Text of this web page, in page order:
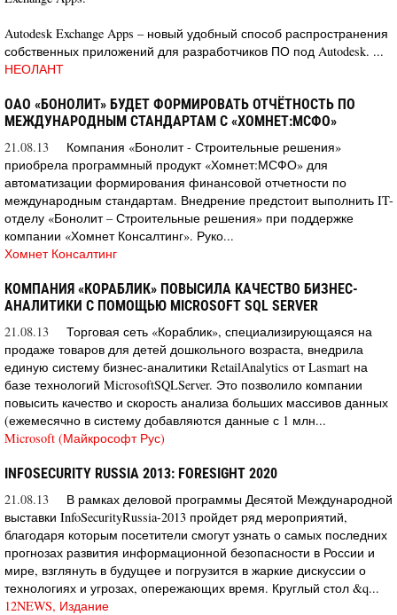
Autodesk Exchange Apps – новый удобный способ распространения
собственных приложений для разработчиков ПО под Autodesk. ...
НЕОЛАНТ
ОАО «БОНОЛИТ» БУДЕТ ФОРМИРОВАТЬ ОТЧЁТНОСТЬ ПО
МЕЖДУНАРОДНЫМ СТАНДАРТАМ С «ХОМНЕТ:МСФО»
21.08.13
Компания «Бонолит - Строительные решения»
приобрела программный продукт «Хомнет:МСФО» для
автоматизации формирования финансовой отчетности по
международным стандартам. Внедрение предстоит выполнить IT-
отделу «Бонолит – Строительные решения» при поддержке
компании «Хомнет Консалтинг». Руко...
Хомнет Консалтинг
КОМПАНИЯ «КОРАБЛИК» ПОВЫСИЛА КАЧЕСТВО БИЗНЕС-
АНАЛИТИКИ С ПОМОЩЬЮ MICROSOFT SQL SERVER
21.08.13
Торговая сеть «Кораблик», специализирующаяся на
продаже товаров для детей дошкольного возраста, внедрила
единую систему бизнес-аналитики RetailAnalytics от Lasmart на
базе технологий MicrosoftSQLServer. Это позволило компании
повысить качество и скорость анализа больших массивов данных
(ежемесячно в систему добавляются данные с 1 млн...
Microsoft (Майкрософт Рус)
INFOSECURITY RUSSIA 2013: FORESIGHT 2020
21.08.13
В рамках деловой программы Десятой Международной
выставки InfoSecurityRussia-2013 пройдет ряд мероприятий,
благодаря которым посетители смогут узнать о самых последних
прогнозах развития информационной безопасности в России и
мире, взглянуть в будущее и погрузится в жаркие дискуссии о
технологиях и угрозах, опережающих время. Круглый стол &q...
12NEWS, Издание